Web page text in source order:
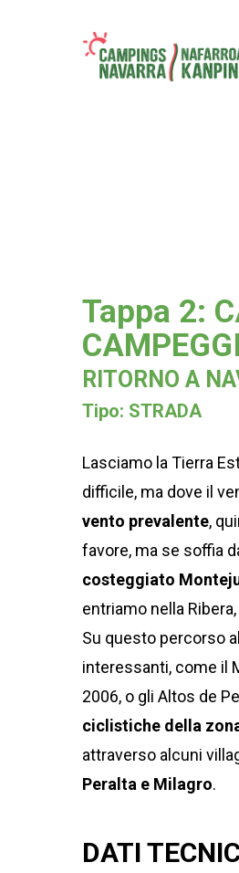
Tappa 2:
RITORNO A
Tipo: STRADA
Lasciamo la Tierra
difficile, ma dove il
vento prevalente,
favore, ma se soffia
costeggiato
entriamo nella
Su questo percorso
interessanti, come il
2006, o gli Altos de
ciclistiche della
attraverso alcuni
Peralta e Milagro.
DATI